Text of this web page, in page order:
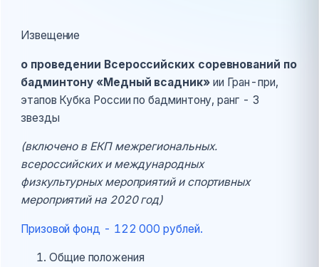
Извещение
о проведении Всероссийских соревнований по
бадминтону «Медный всадник» ии Гран-при,
этапов Кубка России по бадминтону, ранг - 3
звезды
(включено в ЕКП межрегиональных.
всероссийских и международных
физкультурных мероприятий и спортивных
мероприятий на 2020 год)
Призовой фонд - 122 000 рублей.
Общие положения